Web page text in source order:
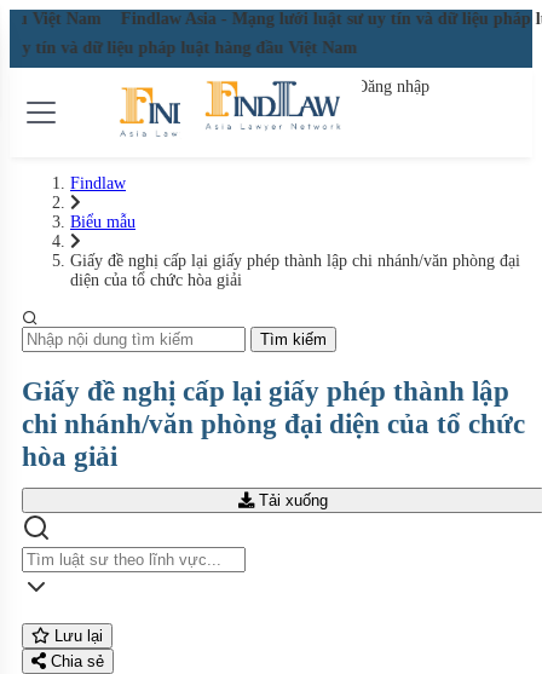
Việt Nam
Findlaw Asia - Mạng lưới luật sư uy tín và dữ liệu pháp
uy tín và dữ liệu pháp luật hàng đầu Việt Nam
Đăng nhập
Findlaw
Biểu mẫu
Giấy đề nghị cấp lại giấy phép thành lập chi nhánh/văn phòng đại
diện của tổ chức hòa giải
Tìm kiếm
Giấy đề nghị cấp lại giấy phép thành lập
chi nhánh/văn phòng đại diện của tổ chức
hòa giải
Tải xuống
Lưu lại
Chia sẻ